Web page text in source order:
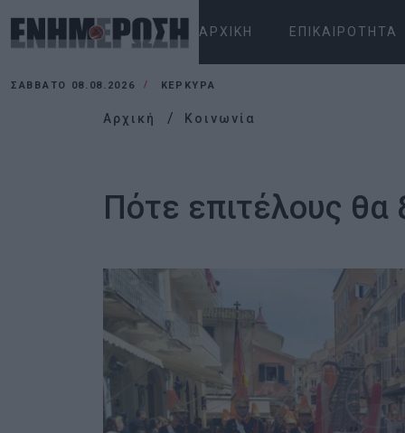
ΑΡΧΙΚΉ ΕΠΙΚΑΙΡΌΤΗΤΑ
ΣΆΒΒΑΤΟ 08.08.2026 ΚΕΡΚΥΡΑ
Αρχική Κοινωνία
Πότε επιτέλους θα